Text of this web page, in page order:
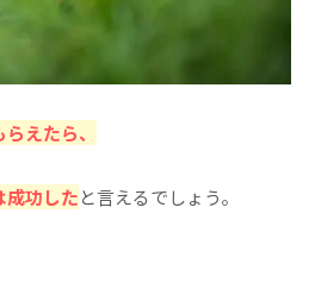
えたら、
成功したと言えるでしょう。